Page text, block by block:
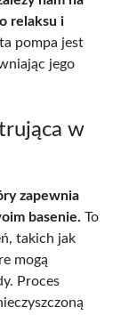
relaksu i
pompa jest
jego
w
zapewnia
basenie. To
takich jak
mogą
Proces